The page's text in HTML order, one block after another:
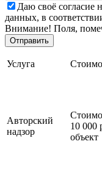
Даю своё согласие
данных, в
Внимание! Поля,
Услуга
Авторский
надзор
10 000
объект